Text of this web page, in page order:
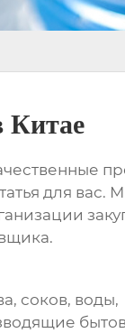
Китае
для вас.
соков, воды,